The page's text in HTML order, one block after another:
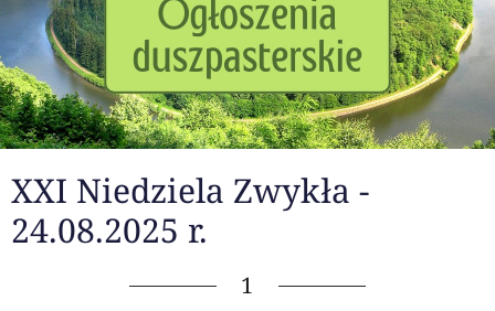
XXI Niedziela Zwykła -
24.08.2025 r.
1